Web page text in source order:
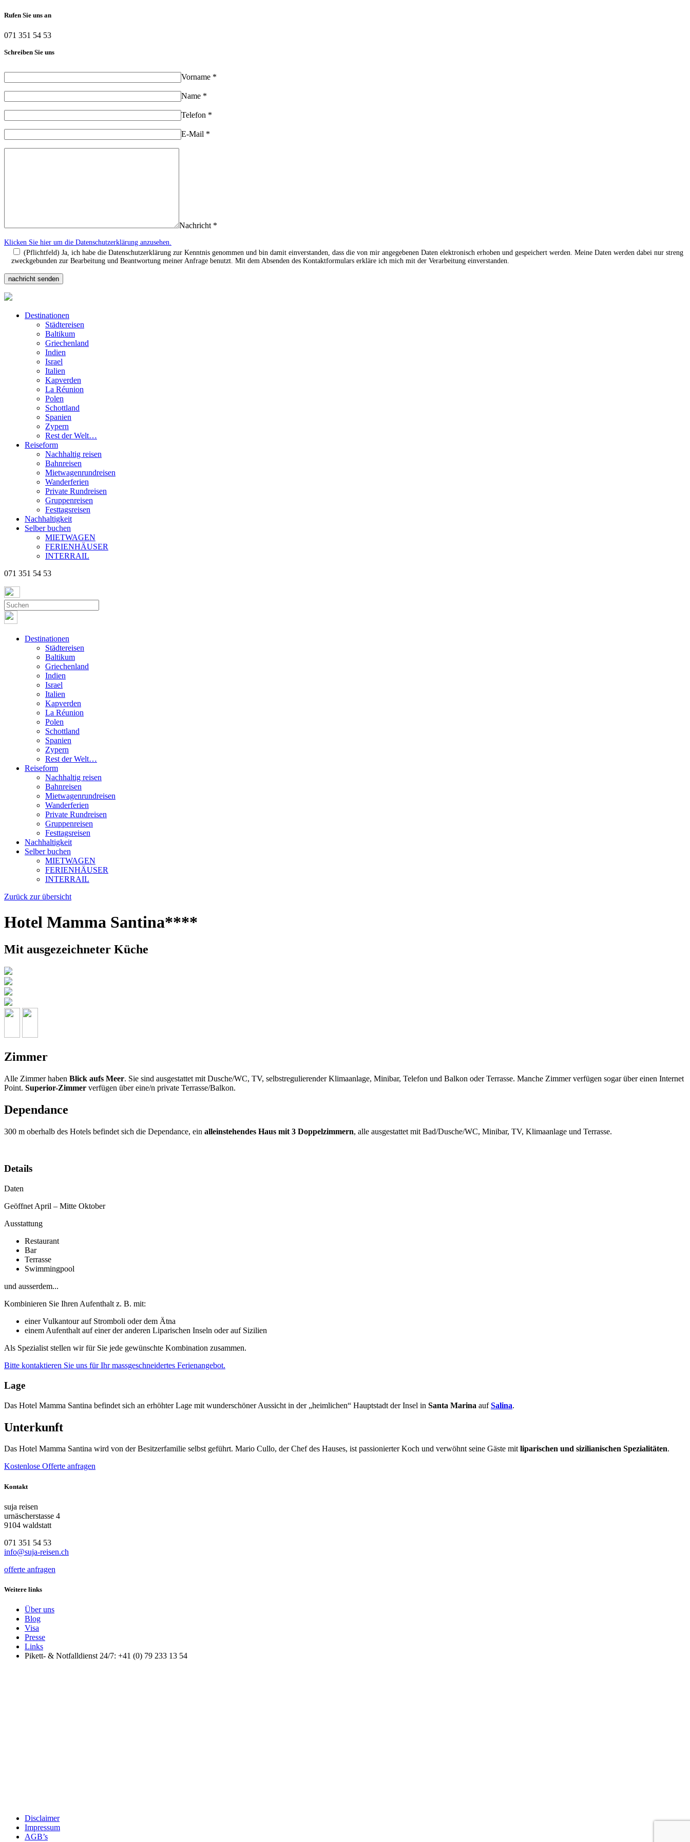
Rufen Sie uns an
071 351 54 53
Schreiben Sie uns
Vorname *
Name *
Telefon *
E-Mail *
Nachricht *
Klicken Sie hier um die Datenschutzerklärung anzusehen.
(Pflichtfeld) Ja, ich habe die Datenschutzerklärung zur Kenntnis genommen und bin damit einverstanden, dass die von mir angegebenen Daten elektronisch erhoben und gespeichert werden. Meine Daten werden dabei nur streng
zweckgebunden zur Bearbeitung und Beantwortung meiner Anfrage benutzt. Mit dem Absenden des Kontaktformulars erkläre ich mich mit der Verarbeitung einverstanden.
Destinationen
Städtereisen
Baltikum
Griechenland
Indien
Israel
Italien
Kapverden
La Réunion
Polen
Schottland
Spanien
Zypern
Rest der Welt…
Reiseform
Nachhaltig reisen
Bahnreisen
Mietwagenrundreisen
Wanderferien
Private Rundreisen
Gruppenreisen
Festtagsreisen
Nachhaltigkeit
Selber buchen
MIETWAGEN
FERIENHÄUSER
INTERRAIL
071 351 54 53
Destinationen
Städtereisen
Baltikum
Griechenland
Indien
Israel
Italien
Kapverden
La Réunion
Polen
Schottland
Spanien
Zypern
Rest der Welt…
Reiseform
Nachhaltig reisen
Bahnreisen
Mietwagenrundreisen
Wanderferien
Private Rundreisen
Gruppenreisen
Festtagsreisen
Nachhaltigkeit
Selber buchen
MIETWAGEN
FERIENHÄUSER
INTERRAIL
Zurück zur übersicht
Hotel Mamma Santina****
Mit ausgezeichneter Küche
Zimmer
Alle Zimmer haben Blick aufs Meer. Sie sind ausgestattet mit Dusche/WC, TV, selbstregulierender Klimaanlage, Minibar, Telefon und Balkon oder Terrasse. Manche Zimmer verfügen sogar über einen Internet
Point. Superior-Zimmer verfügen über eine/n private Terrasse/Balkon.
Dependance
300 m oberhalb des Hotels befindet sich die Dependance, ein alleinstehendes Haus mit 3 Doppelzimmern, alle ausgestattet mit Bad/Dusche/WC, Minibar, TV, Klimaanlage und Terrasse.
Details
Daten
Geöffnet April – Mitte Oktober
Ausstattung
Restaurant
Bar
Terrasse
Swimmingpool
und ausserdem...
Kombinieren Sie Ihren Aufenthalt z. B. mit:
einer Vulkantour auf Stromboli oder dem Ätna
einem Aufenthalt auf einer der anderen Liparischen Inseln oder auf Sizilien
Als Spezialist stellen wir für Sie jede gewünschte Kombination zusammen.
Bitte kontaktieren Sie uns für Ihr massgeschneidertes Ferienangebot.
Lage
Das Hotel Mamma Santina befindet sich an erhöhter Lage mit wunderschöner Aussicht in der „heimlichen“ Hauptstadt der Insel in Santa Marina aufSalina.
Unterkunft
Das Hotel Mamma Santina wird von der Besitzerfamilie selbst geführt. Mario Cullo, der Chef des Hauses, ist passionierter Koch und verwöhnt seine Gäste mitliparischen und sizilianischen Spezialitäten.
Kostenlose Offerte anfragen
Kontakt
suja reisen
urnäscherstasse 4
9104 waldstatt
071 351 54 53
info@suja-reisen.ch
offerte anfragen
Weitere links
Über uns
Blog
Visa
Presse
Links
Pikett- & Notfalldienst 24/7: +41 (0) 79 233 13 54
Disclaimer
Impressum
AGB’s